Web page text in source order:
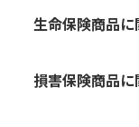
生命保険商品
有するイオン
損害保険商品